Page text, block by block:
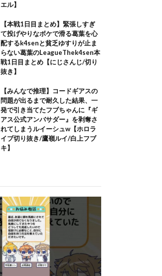
エル】
【本戦1日目まとめ】緊張しすぎ
て投げやりなボケで滑る葛葉を心
配するk4senと貧乏ゆすりが止ま
らない葛葉のLeagueThek4sen本
戦1日目まとめ【にじさんじ/切り
抜き】
【みんなで推理】コードギアスの
問題が出るまで耐久した結果、一
発で引き当てたフブちゃんに『ギ
アス公式アンバサダー』を剥奪さ
れてしまうルイーシュw【ホロラ
イブ切り抜き/鷹嶺ルイ/白上フブ
キ】